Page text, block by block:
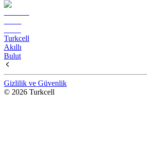
Turkcell
Akıllı
Bulut
Gizlilik ve Güvenlik
© 2026 Turkcell